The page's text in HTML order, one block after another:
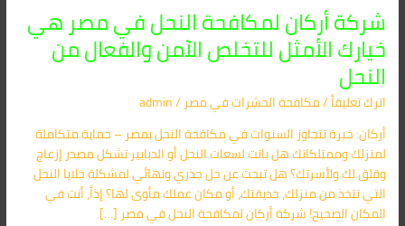
شركة أركان لمكافحة النحل في مصر هي
خيارك الأمثل للتخلص الآمن والفعال من
النحل
اترك تعليقاً/مكافحة الحشرات في مصر/
admin
أركان: خبرة تتجاوز السنوات في مكافحة النحل بمصر – حماية متكاملة
لمنزلك وممتلكاتك هل باتت لسعات النحل أو الدبابير تشكل مصدر إزعاج
وقلق لك ولأسرتك؟ هل تبحث عن حل جذري ونهائي لمشكلة خلايا النحل
التي تتخذ من منزلك، حديقتك، أو مكان عملك مأوى لها؟ إذاً، أنت في
المكان الصحيح! شركة أركان لمكافحة النحل في مصر […]